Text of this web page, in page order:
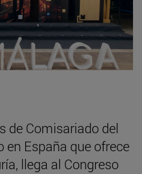
de Comisariado del
en España que ofrece
llega al Congreso